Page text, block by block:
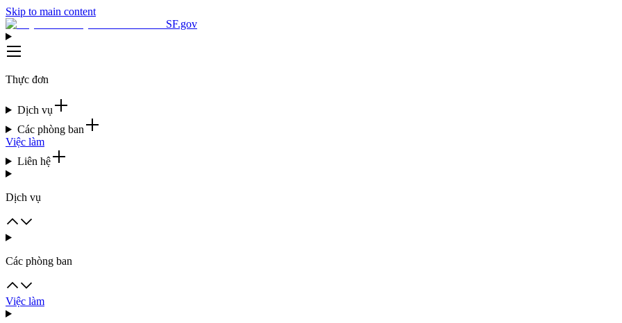
Skip to main content
SF.gov
Thực đơn
Dịch vụ
Các phòng ban
Việc làm
Liên hệ
Dịch vụ
Các phòng ban
Việc làm